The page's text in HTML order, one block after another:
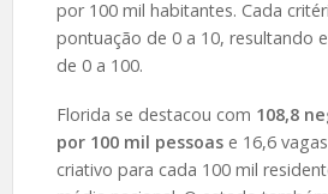
por 100 mil habitantes. Cada
pontuação de 0 a 10, resultando
de 0 a 100.
Florida se destacou com 108,8
por 100 mil pessoase 16,6
criativo para cada 100 mil